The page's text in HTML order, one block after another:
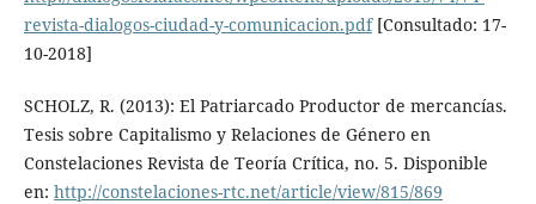
revista-dialogos-ciudad-y-comunicacion.pdf[Consultado: 17-
10-2018]
SCHOLZ, R. (2013): El Patriarcado Productor de mercancías.
Tesis sobre Capitalismo y Relaciones de Género en
Constelaciones Revista de Teoría Crítica, no. 5. Disponible
en: http://constelaciones-rtc.net/article/view/815/869